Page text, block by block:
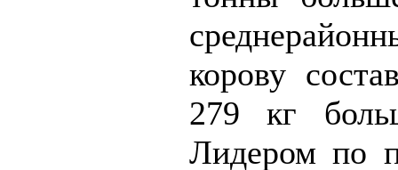
корову
279 кг
Лидером по